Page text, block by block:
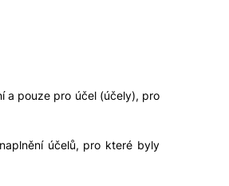
a pouze pro účel (účely), pro
účelů, pro které byly